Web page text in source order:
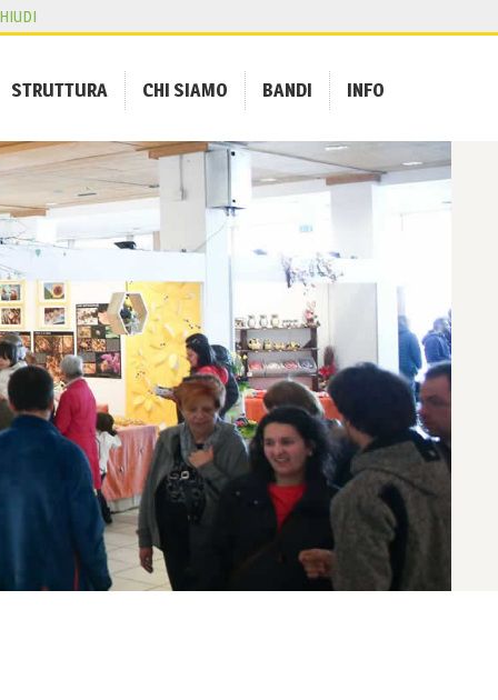
STRUTTURA CHI SIAMO BANDI INFO